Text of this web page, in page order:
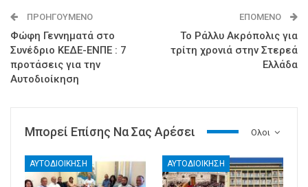
ΠΡΟΗΓΟΎΜΕΝΟ
Φώφη Γεννηματά στο
Συνέδριο ΚΕΔΕ-ΕΝΠΕ : 7
προτάσεις για την
Αυτοδιοίκηση
ΕΠΌΜΕΝΟ
Το Ράλλυ Ακρόπολις για
τρίτη χρονιά στην Στερεά
Ελλάδα
Ολοι
Μπορεί Επίσης Να Σας Αρέσει
ΑΥΤΟΔΙΟΙΚΗΣΗ ΑΥΤΟΔΙΟΙΚΗΣΗ